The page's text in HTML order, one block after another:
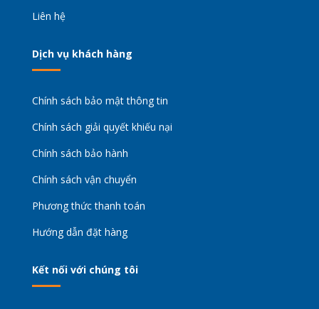
Liên hệ
Dịch vụ khách hàng
Chính sách bảo mật thông tin
Chính sách giải quyết khiếu nại
Chính sách bảo hành
Chính sách vận chuyển
Phương thức thanh toán
Hướng dẫn đặt hàng
Kết nối với chúng tôi